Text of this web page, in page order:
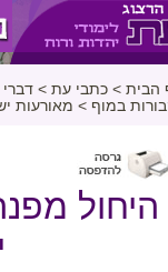
הבית > כתבי עת >
במוף > מאורעות
היחול